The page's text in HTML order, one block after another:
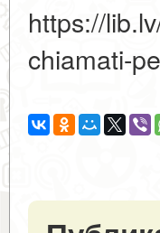
https://
chiamati-